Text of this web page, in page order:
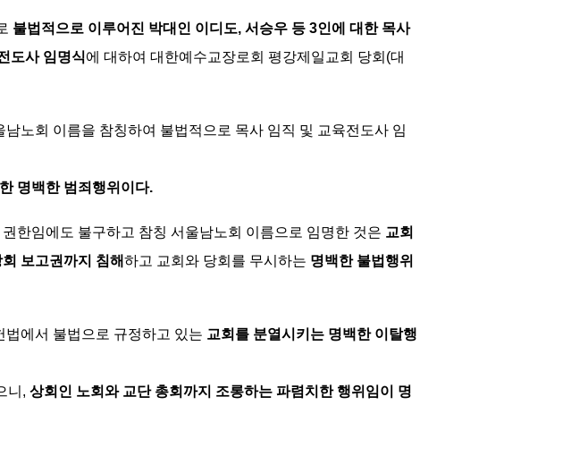
불법적으로 이루어진 박대인 이디도, 서승우 등 3인에 대한 목사
도사 임명식에 대하여 대한예수교장로회 평강제일교회 당회(대
노회 이름을 참칭하여 불법적으로 목사 임직 및 교육전도사 임
명백한 범죄행위이다.
한임에도 불구하고 참칭 서울남노회 이름으로 임명한 것은 교회
보고권까지 침해하고 교회와 당회를 무시하는 명백한 불법행위
에서 불법으로 규정하고 있는 교회를 분열시키는 명백한 이탈행
니, 상회인 노회와 교단 총회까지 조롱하는 파렴치한 행위임이 명